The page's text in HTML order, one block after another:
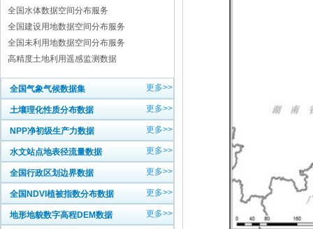
全国水体数据空间分布服务
全国建设用地数据空间分布服务
全国未利用地数据空间分布服务
高精度土地利用遥感监测数据
全国气象气候数据集 更多>>
土壤理化性质分布数据 更多>>
NPP净初级生产力数据 更多>>
水文站点地表径流量数据 更多>>
全国行政区划边界数据 更多>>
全国NDVI植被指数分布数据 更多>>
地形地貌数字高程DEM数据 更多>>